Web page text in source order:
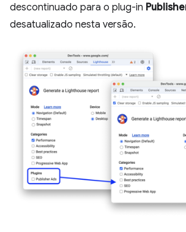
descontinuado para o plug-in
desatualizado nesta versão.